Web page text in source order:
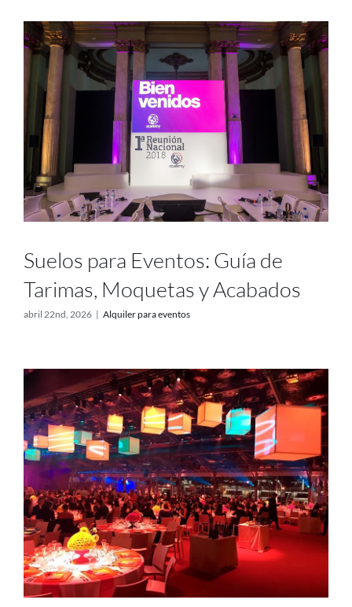
Suelos para Eventos: Guía de
Tarimas, Moquetas y Acabados
abril 22nd, 2026 | Alquiler para eventos